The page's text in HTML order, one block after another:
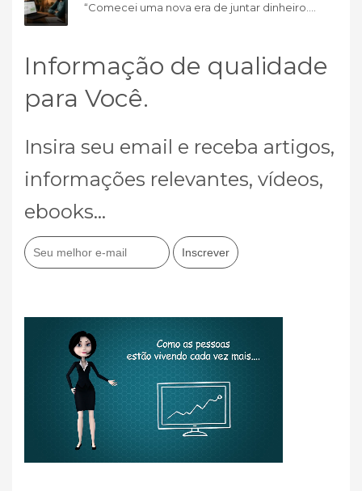
“Comecei uma nova era de juntar dinheiro....
Informação de qualidade
para Você.
Insira seu email e receba artigos,
informações relevantes, vídeos,
ebooks...